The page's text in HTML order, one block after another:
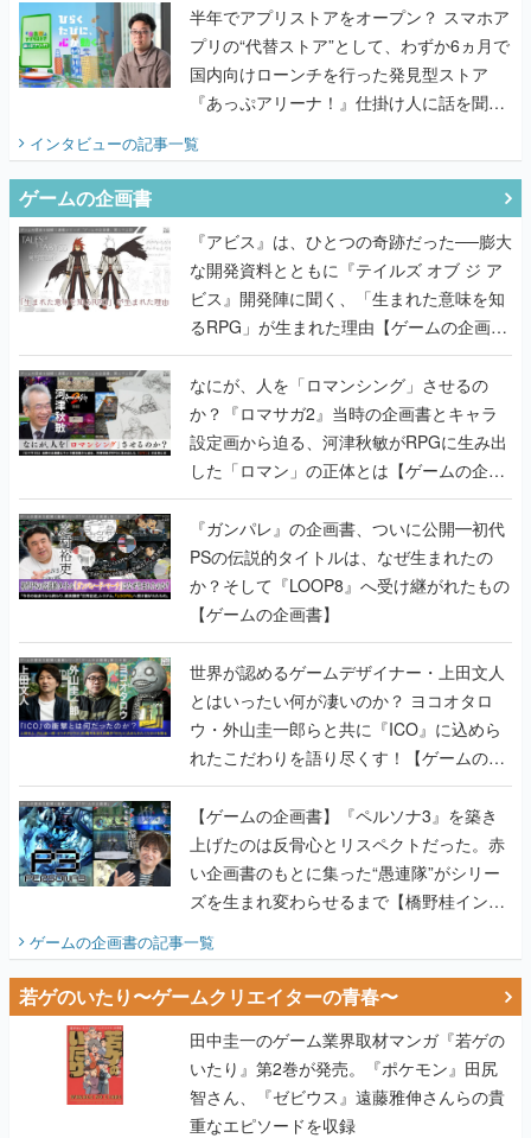
半年でアプリストアをオープン？ スマホア
プリの“代替ストア”として、わずか6ヵ月で
国内向けローンチを行った発見型ストア
『あっぷアリーナ！』仕掛け人に話を聞い
インタビューの記事一覧
ゲームの企画書
『アビス』は、ひとつの奇跡だった──膨大
な開発資料とともに『テイルズ オブ ジ ア
ビス』開発陣に聞く、「生まれた意味を知
るRPG」が生まれた理由【ゲームの企画
書】
なにが、人を「ロマンシング」させるの
か？『ロマサガ2』当時の企画書とキャラ
設定画から迫る、河津秋敏がRPGに生み出
した「ロマン」の正体とは【ゲームの企画
書】
『ガンパレ』の企画書、ついに公開━初代
PSの伝説的タイトルは、なぜ生まれたの
か？そして『LOOP8』へ受け継がれたもの
【ゲームの企画書】
世界が認めるゲームデザイナー・上田文人
とはいったい何が凄いのか？ ヨコオタロ
ウ・外山圭一郎らと共に『ICO』に込めら
れたこだわりを語り尽くす！【ゲームの企
画書】
【ゲームの企画書】『ペルソナ3』を築き
上げたのは反骨心とリスペクトだった。赤
い企画書のもとに集った“愚連隊”がシリー
ズを生まれ変わらせるまで【橋野桂インタ
ゲームの企画書の記事一覧
若ゲのいたり〜ゲームクリエイターの青春〜
田中圭一のゲーム業界取材マンガ『若ゲの
いたり』第2巻が発売。『ポケモン』田尻
智さん、『ゼビウス』遠藤雅伸さんらの貴
重なエピソードを収録